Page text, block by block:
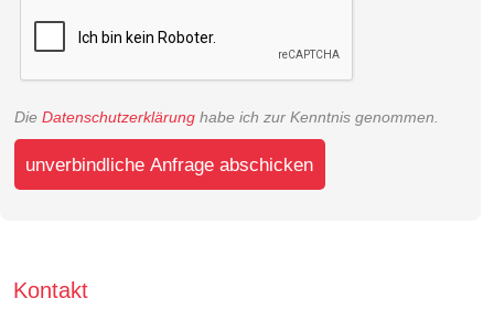
Die Datenschutzerklärung habe ich zur Kenntnis genommen.
unverbindliche Anfrage abschicken
Kontakt